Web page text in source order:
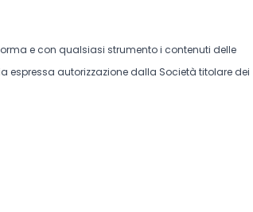
e con qualsiasi strumento i contenuti delle
espressa autorizzazione dalla Società titolare dei